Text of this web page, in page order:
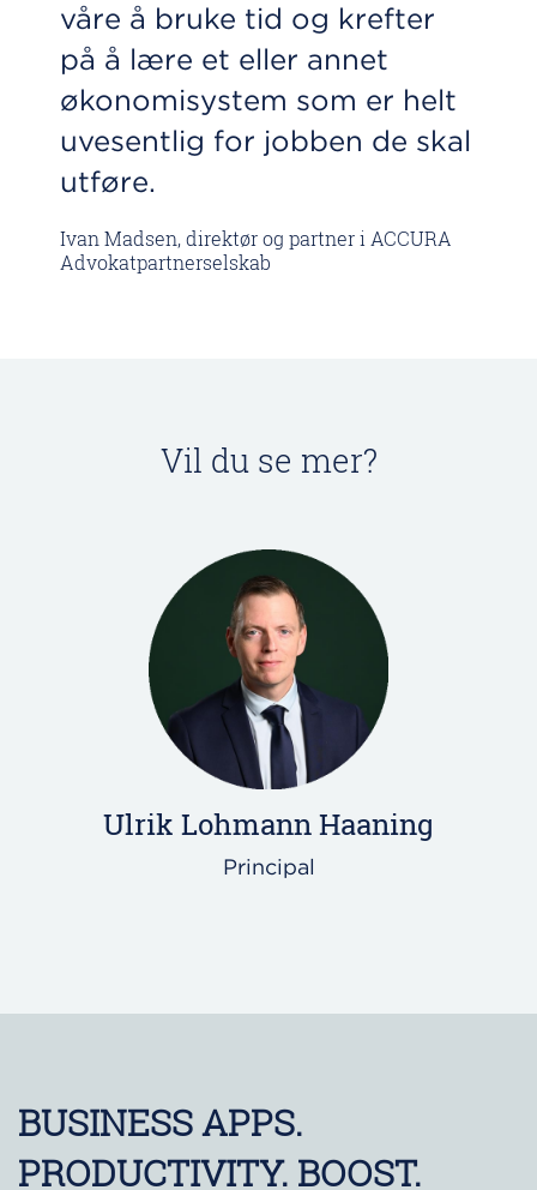
våre å bruke tid og krefter
på å lære et eller annet
økonomisystem som er helt
uvesentlig for jobben de skal
utføre.
Ivan Madsen, direktør og partner i ACCURA
Advokatpartnerselskab
Vil du se mer?
Ulrik Lohmann Haaning
Principal
BUSINESS APPS.
PRODUCTIVITY. BOOST.